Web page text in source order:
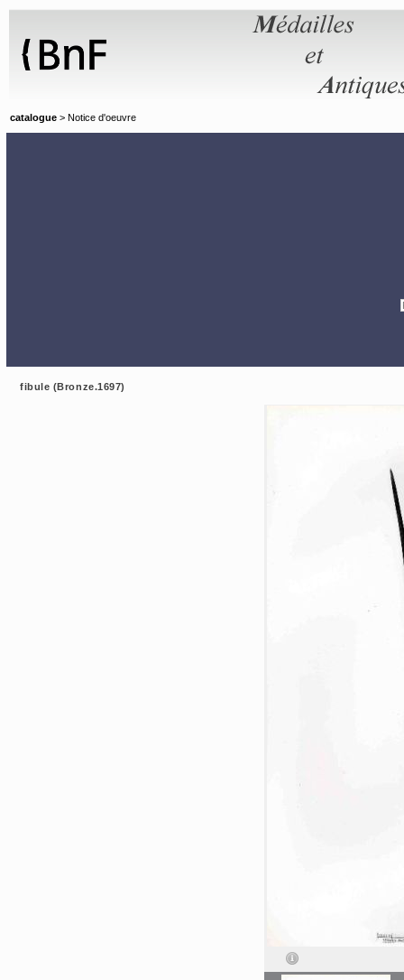
catalogue > Notice d'oeuvre
fibule (Bronze.1697)